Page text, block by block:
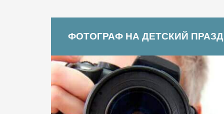
ФОТОГРАФ НА ДЕТСКИЙ